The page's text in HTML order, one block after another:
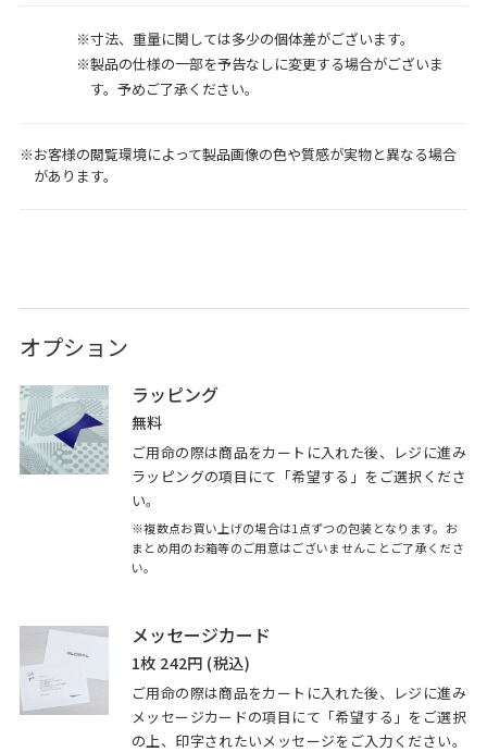
寸法、重量に関しては多少の個体差がございます。
製品の仕様の一部を予告なしに変更する場合がございま
す。予めご了承ください。
お客様の閲覧環境によって製品画像の色や質感が実物と異なる場合
があります。
オプション
ラッピング
無料
ご用命の際は商品をカートに入れた後、レジに進み
ラッピングの項目にて「希望する」をご選択くださ
い。
※複数点お買い上げの場合は1点ずつの包装となります。お
まとめ用のお箱等のご用意はございませんことご了承くださ
い。
メッセージカード
1枚 242円 (税込)
ご用命の際は商品をカートに入れた後、レジに進み
メッセージカードの項目にて「希望する」をご選択
の上、印字されたいメッセージをご入力ください。